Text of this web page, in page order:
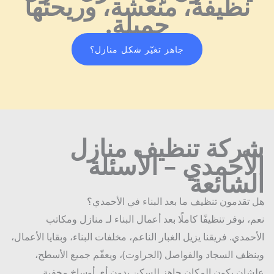
ت في
البداية،
كان
فريقهم
متفهم
ويطمن.
سمعوا
مخاوف
ي
وشرحو
جميلة.
جاهز تغيّر شكل منازل؟
تنظيف منازل
– الأسئلة
تنظيف ما بعد البناء في الأحمدي؟
نوفر تنظيفًا كاملًا بعد أعمال البناء لـ منازل ومكاتب
فريقنا يزيل الغبار الناعم، مخلفات البناء، وبقايا الأعمال،
السجاد والفواصل (الجراوت)، ويعقّم جميع الأسطح،